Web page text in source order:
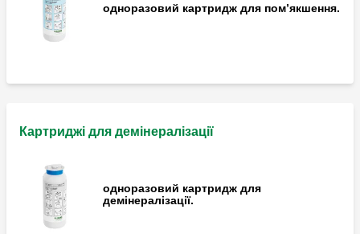
одноразовий картридж для пом’якшення.
Картриджі для демінералізації
одноразовий картридж для
демінералізації.